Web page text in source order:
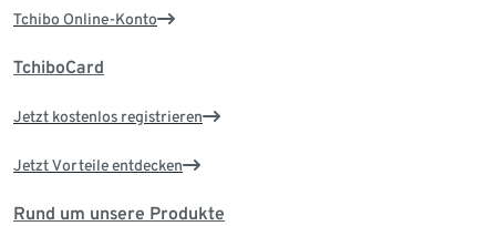
Tchibo Online-Konto
TchiboCard
Jetzt kostenlos registrieren
Jetzt Vorteile entdecken
Rund um unsere Produkte